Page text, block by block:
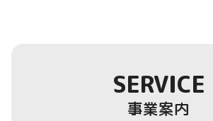
SERVICE
事業案内